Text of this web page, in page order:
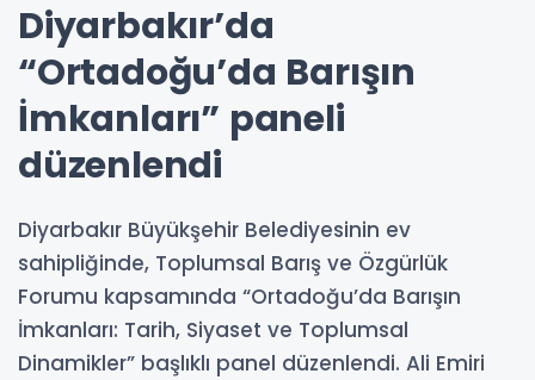
Diyarbakır’da
“Ortadoğu’da Barışın
İmkanları” paneli
düzenlendi
Diyarbakır Büyükşehir Belediyesinin ev
sahipliğinde, Toplumsal Barış ve Özgürlük
Forumu kapsamında “Ortadoğu’da Barışın
İmkanları: Tarih, Siyaset ve Toplumsal
Dinamikler” başlıklı panel düzenlendi. Ali Emiri